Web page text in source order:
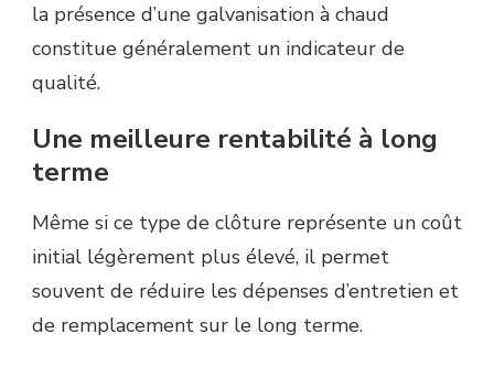
la présence d’une galvanisation à chaud
constitue généralement un indicateur de
qualité.
Une meilleure rentabilité à long
terme
Même si ce type de clôture représente un coût
initial légèrement plus élevé, il permet
souvent de réduire les dépenses d’entretien et
de remplacement sur le long terme.